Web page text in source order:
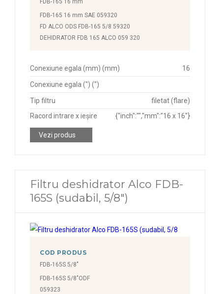
FDB-165 16 mm SAE 059320
FD ALCO ODS FDB-165 5/8 59320
DEHIDRATOR FDB 165 ALCO 059 320
Conexiune egala (mm) (mm) 16
Conexiune egala (") (")
Tip filtru
filetat (flare)
Racord intrare x ieșire
{"inch":"","mm":"16 x 16"}
Vezi produs
Filtru deshidrator Alco FDB-
165S (sudabil, 5/8")
COD PRODUS
FDB-165S 5/8"
FDB-165S 5/8"ODF
059323